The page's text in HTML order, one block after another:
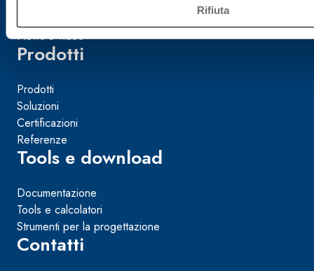
Rifiuta
News e video
Prodotti
Prodotti
Soluzioni
Certificazioni
Referenze
Tools e download
Documentazione
Tools e calcolatori
Strumenti per la progettazione
Contatti